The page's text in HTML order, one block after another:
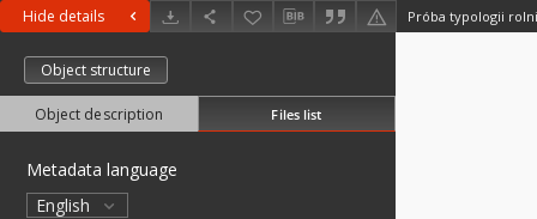
Hide details
Object structure
Object description Files list
Metadata language
English